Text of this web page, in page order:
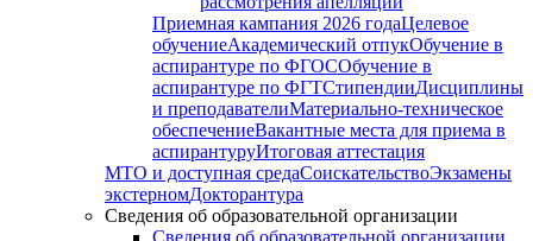
Приемная кампания 2026 годаЦелевое
обучениеАкадемический отпукОбучение в
аспирантуре по ФГОСОбучение в
аспирантуре по ФГТСтипендииДисциплины
и преподавателиМатериально-техническое
обеспечениеВакантные места для приема в
аспирантуруИтоговая аттестация
МТО и доступная средаСоискательствоЭкзамены
экстерномДокторантура
Сведения об образовательной организации
Сведения об образовательной организации